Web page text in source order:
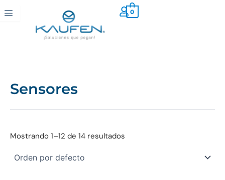
al
contenido
0
Sensores
Mostrando 1–12 de 14 resultados